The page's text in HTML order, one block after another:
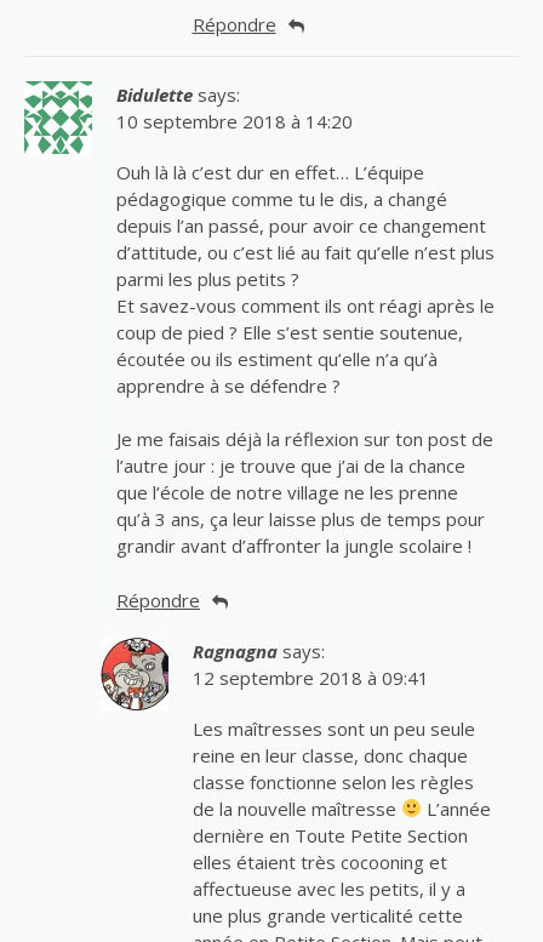
Répondre
Bidulette says:
10 septembre 2018 à 14:20
Ouh là là c’est dur en effet… L’équipe
pédagogique comme tu le dis, a changé
depuis l’an passé, pour avoir ce changement
d’attitude, ou c’est lié au fait qu’elle n’est plus
parmi les plus petits ?
Et savez-vous comment ils ont réagi après le
coup de pied ? Elle s’est sentie soutenue,
écoutée ou ils estiment qu’elle n’a qu’à
apprendre à se défendre ?
Je me faisais déjà la réflexion sur ton post de
l’autre jour : je trouve que j’ai de la chance
que l’école de notre village ne les prenne
qu’à 3 ans, ça leur laisse plus de temps pour
grandir avant d’affronter la jungle scolaire !
Répondre
Ragnagna says:
12 septembre 2018 à 09:41
Les maîtresses sont un peu seule
reine en leur classe, donc chaque
classe fonctionne selon les règles
de la nouvelle maîtresse
L’année
dernière en Toute Petite Section
elles étaient très cocooning et
affectueuse avec les petits, il y a
une plus grande verticalité cette